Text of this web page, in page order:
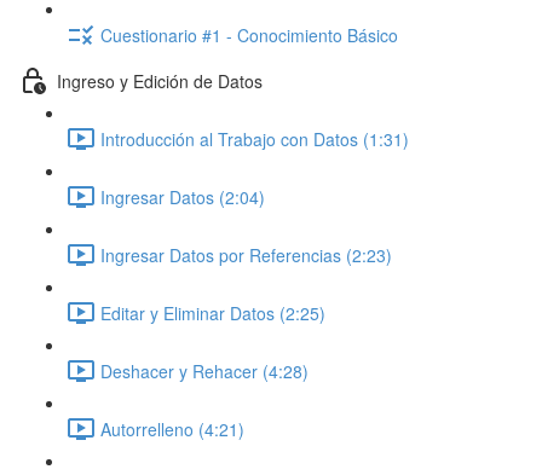
Cuestionario #1 - Conocimiento Básico
Ingreso y Edición de Datos
Introducción al Trabajo con Datos (1:31)
Ingresar Datos (2:04)
Ingresar Datos por Referencias (2:23)
Editar y Eliminar Datos (2:25)
Deshacer y Rehacer (4:28)
Autorrelleno (4:21)